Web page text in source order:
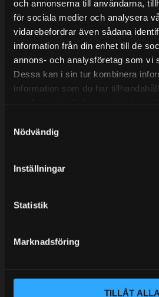
och annonserna till användarna,
för sociala medier och analysera
vidarebefordrar även sådana
information från din enhet till de
annons- och analysföretag som vi
Dessa kan i sin tur kombinera
information som du har
Nödvändig
Inställningar
Statistik
Marknadsföring
TILLÅT ALLA
BLOGG
KUNSKAPSCENTER